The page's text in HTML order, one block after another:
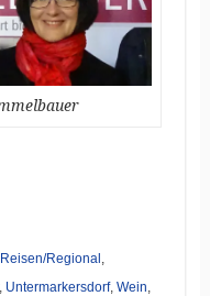
Reisen/Regional ,
Untermarkersdorf, Wein,